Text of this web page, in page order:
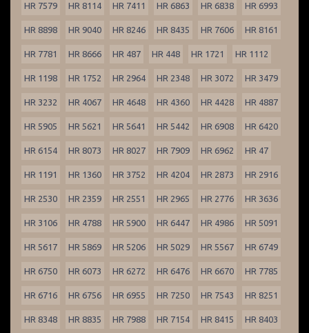
HR 7579 HR 8114 HR 7411 HR 6863 HR 6838 HR 6993
HR 8898 HR 9040 HR 8246 HR 8435 HR 7606 HR 8161
HR 7781 HR 8666 HR 487 HR 448 HR 1721 HR 1112
HR 1198 HR 1752 HR 2964 HR 2348 HR 3072 HR 3479
HR 3232 HR 4067 HR 4648 HR 4360 HR 4428 HR 4887
HR 5905 HR 5621 HR 5641 HR 5442 HR 6908 HR 6420
HR 6154 HR 8073 HR 8027 HR 7909 HR 6962 HR 47
HR 1191 HR 1360 HR 3752 HR 4204 HR 2873 HR 2916
HR 2530 HR 2359 HR 2551 HR 2965 HR 2776 HR 3636
HR 3106 HR 4788 HR 5900 HR 6447 HR 4986 HR 5091
HR 5617 HR 5869 HR 5206 HR 5029 HR 5567 HR 6749
HR 6750 HR 6073 HR 6272 HR 6476 HR 6670 HR 7785
HR 6716 HR 6756 HR 6955 HR 7250 HR 7543 HR 8251
HR 8348 HR 8835 HR 7988 HR 7154 HR 8415 HR 8403